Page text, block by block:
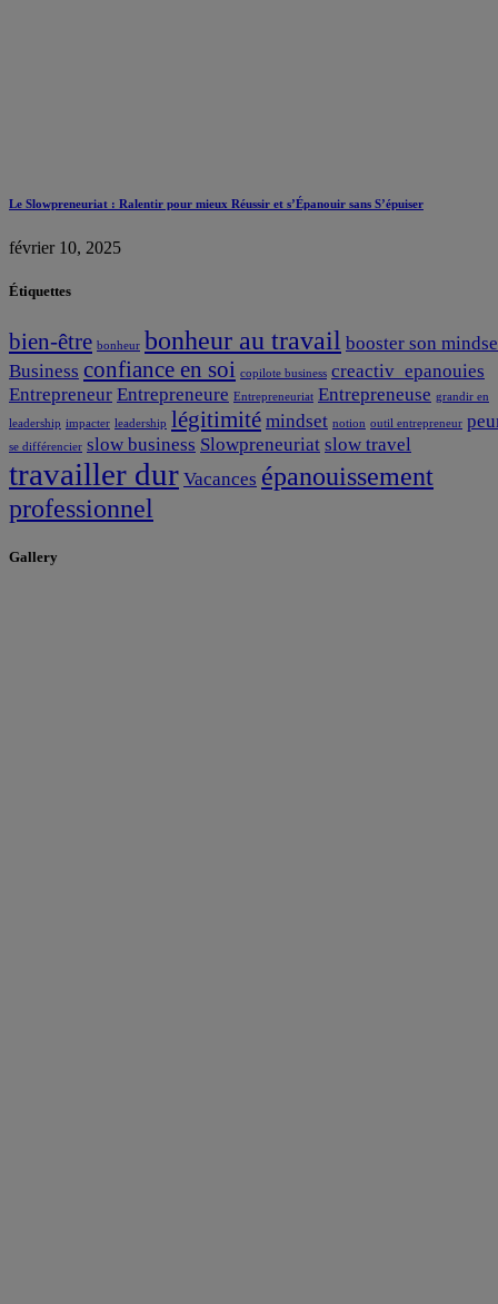
Le Slowpreneuriat : Ralentir pour mieux Réussir et s’Épanouir sans S’épuiser
février 10, 2025
Étiquettes
bien-être bonheur bonheur au travail booster son
Business confiance en soi copilote business creactiv_epanouies
Entrepreneur Entrepreneure Entrepreneuriat Entrepreneuse grandir en
leadership impacter leadership légitimité mindset notion outil entrepreneur
se différencier slow business Slowpreneuriat slow travel
travailler dur Vacances épanouissement
professionnel
Gallery